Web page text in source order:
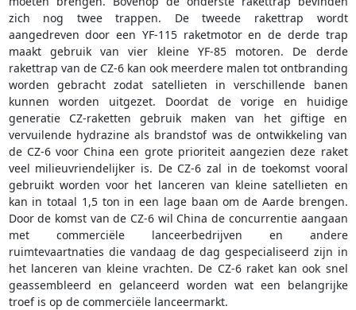
zich nog twee trappen. De tweede rakettrap wordt
aangedreven door een YF-115 raketmotor en de derde trap
maakt gebruik van vier kleine YF-85 motoren. De derde
rakettrap van de CZ-6 kan ook meerdere malen tot ontbranding
worden gebracht zodat satellieten in verschillende banen
kunnen worden uitgezet. Doordat de vorige en huidige
generatie CZ-raketten gebruik maken van het giftige en
vervuilende hydrazine als brandstof was de ontwikkeling van
de CZ-6 voor China een grote prioriteit aangezien deze raket
veel milieuvriendelijker is. De CZ-6 zal in de toekomst vooral
gebruikt worden voor het lanceren van kleine satellieten en
kan in totaal 1,5 ton in een lage baan om de Aarde brengen.
Door de komst van de CZ-6 wil China de concurrentie aangaan
met commerciële lanceerbedrijven en andere
ruimtevaartnaties die vandaag de dag gespecialiseerd zijn in
het lanceren van kleine vrachten. De CZ-6 raket kan ook snel
geassembleerd en gelanceerd worden wat een belangrijke
troef is op de commerciële lanceermarkt.